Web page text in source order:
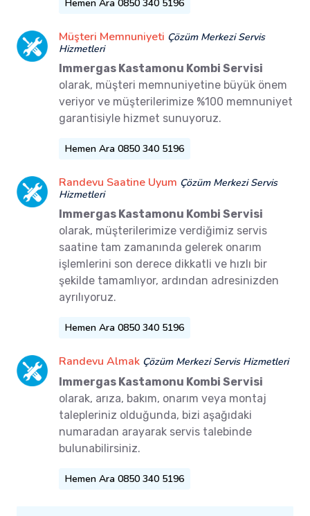
Hemen Ara 0850 340 5196
Müşteri Memnuniyeti Çözüm Merkezi Servis
Hizmetleri
Immergas Kastamonu Kombi Servisi
olarak, müşteri memnuniyetine büyük önem
veriyor ve müşterilerimize %100 memnuniyet
garantisiyle hizmet sunuyoruz.
Hemen Ara 0850 340 5196
Randevu Saatine Uyum Çözüm Merkezi Servis
Hizmetleri
Immergas Kastamonu Kombi Servisi
olarak, müşterilerimize verdiğimiz servis
saatine tam zamanında gelerek onarım
işlemlerini son derece dikkatli ve hızlı bir
şekilde tamamlıyor, ardından adresinizden
ayrılıyoruz.
Hemen Ara 0850 340 5196
Randevu Almak Çözüm Merkezi Servis Hizmetleri
Immergas Kastamonu Kombi Servisi
olarak, arıza, bakım, onarım veya montaj
talepleriniz olduğunda, bizi aşağıdaki
numaradan arayarak servis talebinde
bulunabilirsiniz.
Hemen Ara 0850 340 5196